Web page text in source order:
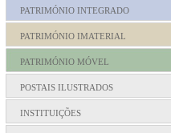
PATRIMÓNIO INTEGRADO
PATRIMÓNIO IMATERIAL
PATRIMÓNIO MÓVEL
POSTAIS ILUSTRADOS
INSTITUIÇÕES